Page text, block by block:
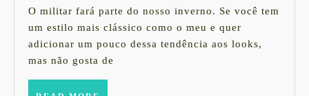
NÃO
GOSTA
DE
de
2018
O militar fará parte do nosso inverno. Se você tem
um estilo mais clássico como o meu e quer
adicionar um pouco dessa tendência aos looks,
mas não gosta de